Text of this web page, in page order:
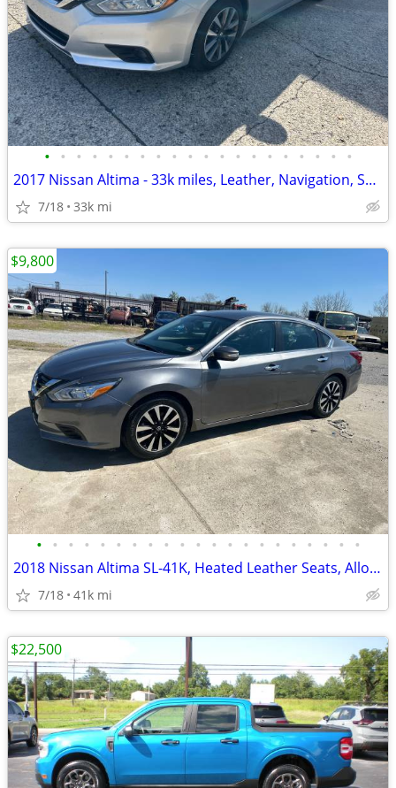
• • • • • • • • • • • • • • • • • • • •
2017 Nissan Altima - 33k miles, Leather, Navigation, Sunroof
7/18 33k mi
• • • • • • • • • • • • • • • • • • • • •
2018 Nissan Altima SL-41K, Heated Leather Seats, Alloy Wheels
7/18 41k mi
$9,800
$22,500